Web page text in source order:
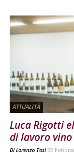
ATTUALITÀ
Luca Rigotti
di lavoro vino
Di Lorenzo Tosi 22